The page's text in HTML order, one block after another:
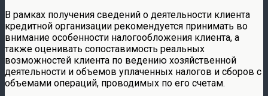
В рамках получения сведений о деятельности клиента
кредитной организации рекомендуется принимать во
внимание особенности налогообложения клиента, а
также оценивать сопоставимость реальных
возможностей клиента по ведению хозяйственной
деятельности и объемов уплаченных налогов и сборов с
объемами операций, проводимых по его счетам.